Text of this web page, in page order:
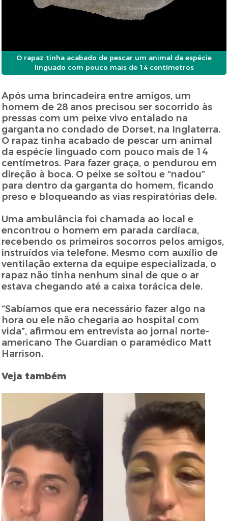
O rapaz tinha acabado de pescar um animal da espécie
linguado com pouco mais de 14 centímetros
Após uma brincadeira entre amigos, um
homem de 28 anos precisou ser socorrido às
pressas com um peixe vivo entalado na
garganta no condado de Dorset, na Inglaterra.
O rapaz tinha acabado de pescar um animal
da espécie linguado com pouco mais de 14
centímetros. Para fazer graça, o pendurou em
direção à boca. O peixe se soltou e “nadou”
para dentro da garganta do homem, ficando
preso e bloqueando as vias respiratórias dele.
Uma ambulância foi chamada ao local e
encontrou o homem em parada cardíaca,
recebendo os primeiros socorros pelos amigos,
instruídos via telefone. Mesmo com auxílio de
ventilação externa da equipe especializada, o
rapaz não tinha nenhum sinal de que o ar
estava chegando até a caixa torácica dele.
“Sabíamos que era necessário fazer algo na
hora ou ele não chegaria ao hospital com
vida”, afirmou em entrevista ao jornal norte-
americano The Guardian o paramédico Matt
Harrison.
Veja também